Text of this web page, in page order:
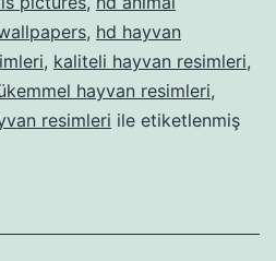
, hd hayvan
, kaliteli hayvan resimleri,
hayvan resimleri,
resimleri ile etiketlenmiş